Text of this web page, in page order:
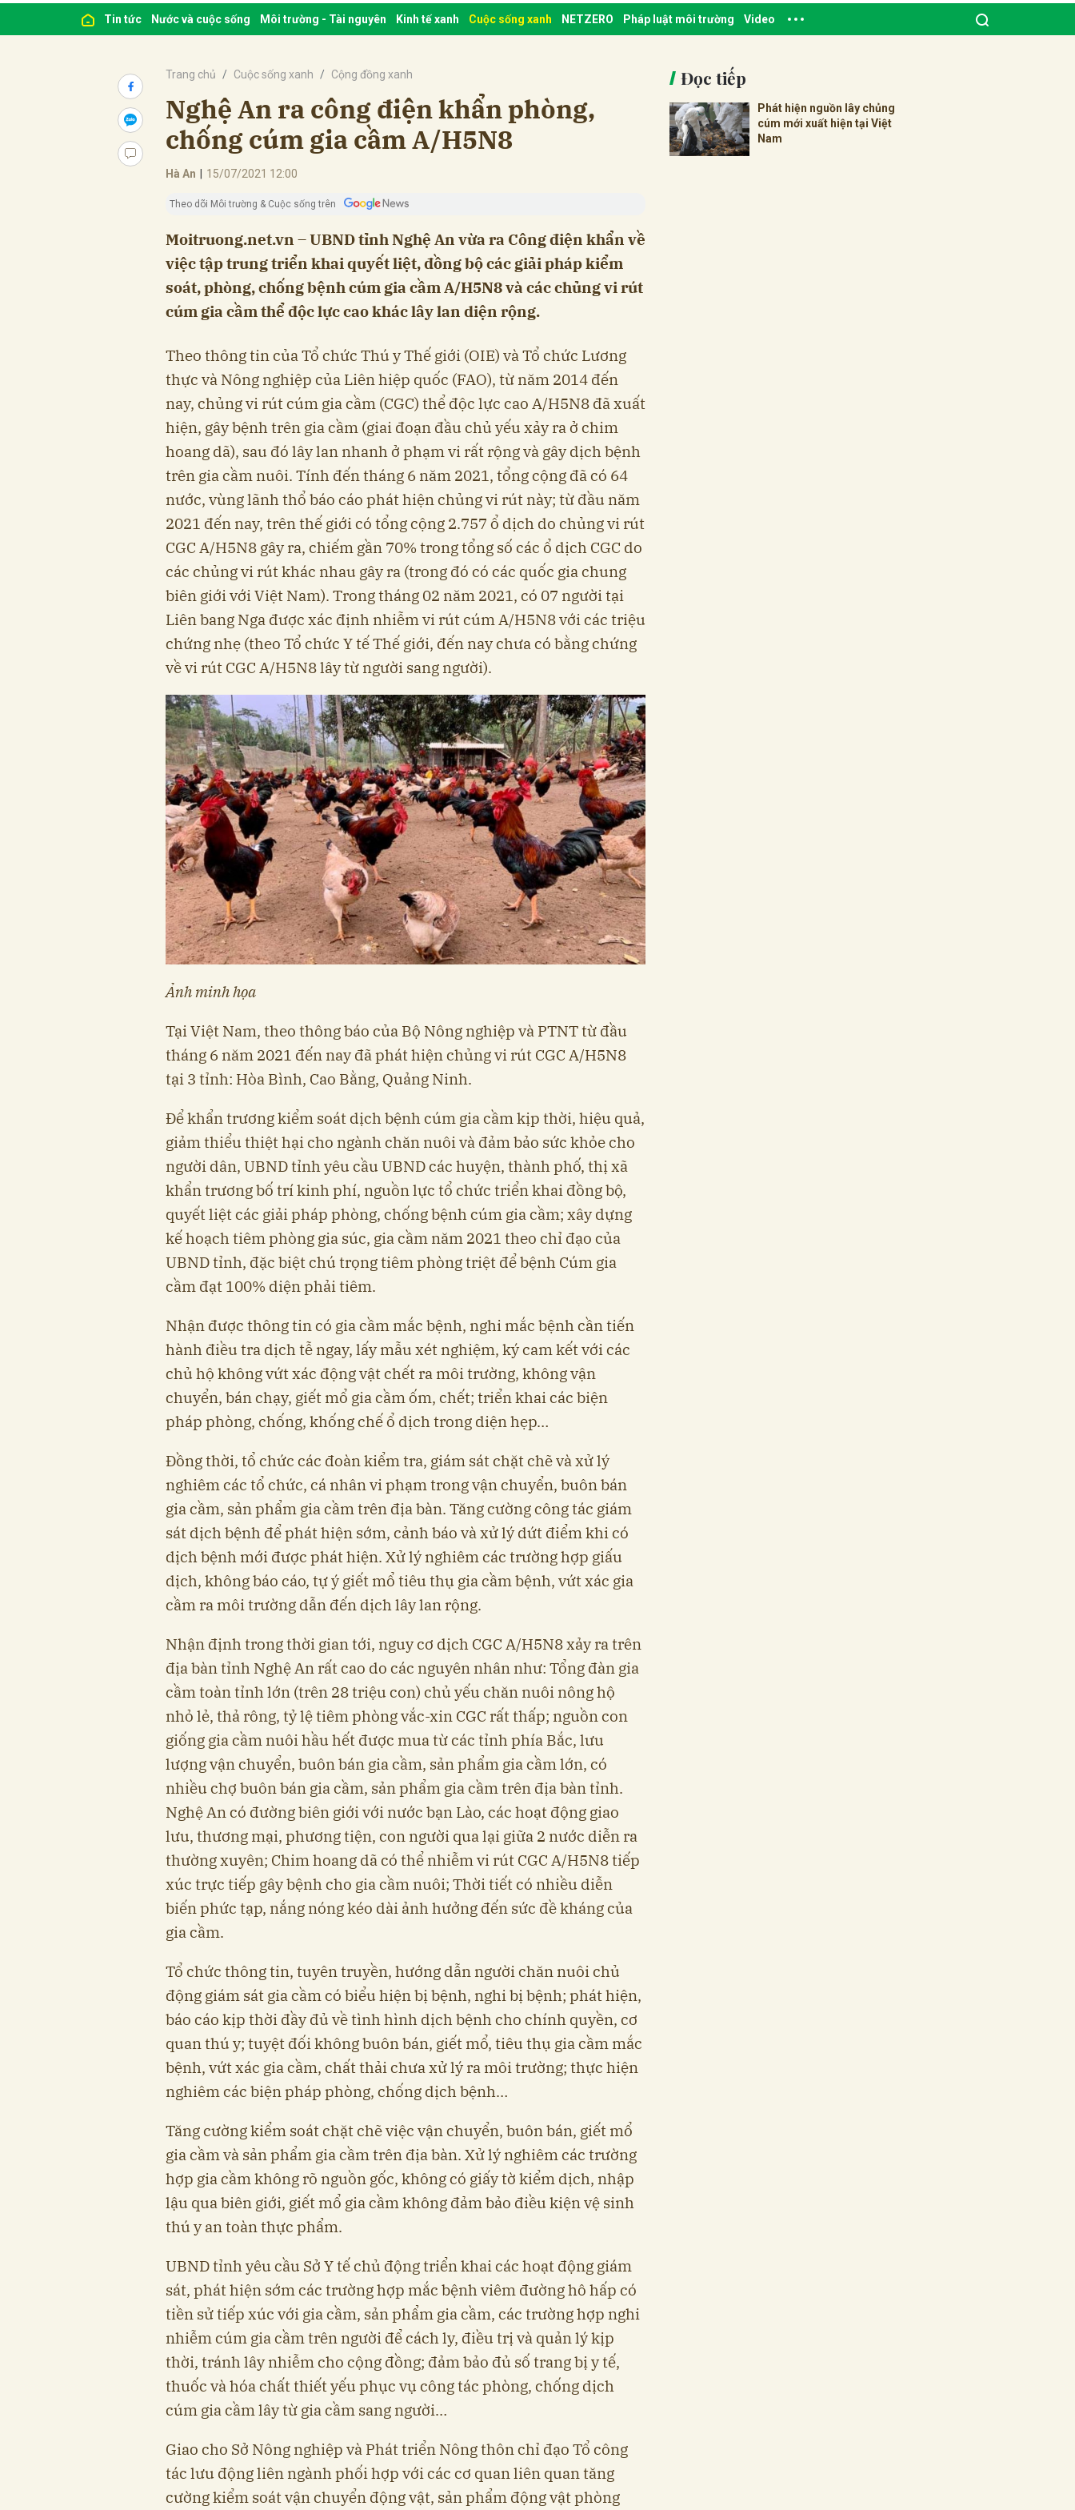
Tin tức Nước và cuộc sống Môi trường - Tài nguyên Kinh tế xanh Cuộc sống xanh NETZERO Pháp luật môi trường Video
Trang chủ Cuộc sống xanh Cộng đồng xanh
Nghệ An ra công điện khẩn phòng,
chống cúm gia cầm A/H5N8
Hà An 15/07/2021 12:00
Theo dõi Môi trường & Cuộc sống trên
Moitruong.net.vn – UBND tỉnh Nghệ An vừa ra Công điện khẩn về
việc tập trung triển khai quyết liệt, đồng bộ các giải pháp kiểm
soát, phòng, chống bệnh cúm gia cầm A/H5N8 và các chủng vi rút
cúm gia cầm thể độc lực cao khác lây lan diện rộng.
Theo thông tin của Tổ chức Thú y Thế giới (OIE) và Tổ chức Lương
thực và Nông nghiệp của Liên hiệp quốc (FAO), từ năm 2014 đến
nay, chủng vi rút cúm gia cầm (CGC) thể độc lực cao A/H5N8 đã xuất
hiện, gây bệnh trên gia cầm (giai đoạn đầu chủ yếu xảy ra ở chim
hoang dã), sau đó lây lan nhanh ở phạm vi rất rộng và gây dịch bệnh
trên gia cầm nuôi. Tính đến tháng 6 năm 2021, tổng cộng đã có 64
nước, vùng lãnh thổ báo cáo phát hiện chủng vi rút này; từ đầu năm
2021 đến nay, trên thế giới có tổng cộng 2.757 ổ dịch do chủng vi rút
CGC A/H5N8 gây ra, chiếm gần 70% trong tổng số các ổ dịch CGC do
các chủng vi rút khác nhau gây ra (trong đó có các quốc gia chung
biên giới với Việt Nam). Trong tháng 02 năm 2021, có 07 người tại
Liên bang Nga được xác định nhiễm vi rút cúm A/H5N8 với các triệu
chứng nhẹ (theo Tổ chức Y tế Thế giới, đến nay chưa có bằng chứng
về vi rút CGC A/H5N8 lây từ người sang người).
Ảnh minh họa
Tại Việt Nam, theo thông báo của Bộ Nông nghiệp và PTNT từ đầu
tháng 6 năm 2021 đến nay đã phát hiện chủng vi rút CGC A/H5N8
tại 3 tỉnh: Hòa Bình, Cao Bằng, Quảng Ninh.
Để khẩn trương kiểm soát dịch bệnh cúm gia cầm kịp thời, hiệu quả,
giảm thiểu thiệt hại cho ngành chăn nuôi và đảm bảo sức khỏe cho
người dân, UBND tỉnh yêu cầu UBND các huyện, thành phố, thị xã
khẩn trương bố trí kinh phí, nguồn lực tổ chức triển khai đồng bộ,
quyết liệt các giải pháp phòng, chống bệnh cúm gia cầm; xây dựng
kế hoạch tiêm phòng gia súc, gia cầm năm 2021 theo chỉ đạo của
UBND tỉnh, đặc biệt chú trọng tiêm phòng triệt để bệnh Cúm gia
cầm đạt 100% diện phải tiêm.
Nhận được thông tin có gia cầm mắc bệnh, nghi mắc bệnh cần tiến
hành điều tra dịch tễ ngay, lấy mẫu xét nghiệm, ký cam kết với các
chủ hộ không vứt xác động vật chết ra môi trường, không vận
chuyển, bán chạy, giết mổ gia cầm ốm, chết; triển khai các biện
pháp phòng, chống, khống chế ổ dịch trong diện hẹp…
Đồng thời, tổ chức các đoàn kiểm tra, giám sát chặt chẽ và xử lý
nghiêm các tổ chức, cá nhân vi phạm trong vận chuyển, buôn bán
gia cầm, sản phẩm gia cầm trên địa bàn. Tăng cường công tác giám
sát dịch bệnh để phát hiện sớm, cảnh báo và xử lý dứt điểm khi có
dịch bệnh mới được phát hiện. Xử lý nghiêm các trường hợp giấu
dịch, không báo cáo, tự ý giết mổ tiêu thụ gia cầm bệnh, vứt xác gia
cầm ra môi trường dẫn đến dịch lây lan rộng.
Nhận định trong thời gian tới, nguy cơ dịch CGC A/H5N8 xảy ra trên
địa bàn tỉnh Nghệ An rất cao do các nguyên nhân như: Tổng đàn gia
cầm toàn tỉnh lớn (trên 28 triệu con) chủ yếu chăn nuôi nông hộ
nhỏ lẻ, thả rông, tỷ lệ tiêm phòng vắc-xin CGC rất thấp; nguồn con
giống gia cầm nuôi hầu hết được mua từ các tỉnh phía Bắc, lưu
lượng vận chuyển, buôn bán gia cầm, sản phẩm gia cầm lớn, có
nhiều chợ buôn bán gia cầm, sản phẩm gia cầm trên địa bàn tỉnh.
Nghệ An có đường biên giới với nước bạn Lào, các hoạt động giao
lưu, thương mại, phương tiện, con người qua lại giữa 2 nước diễn ra
thường xuyên; Chim hoang dã có thể nhiễm vi rút CGC A/H5N8 tiếp
xúc trực tiếp gây bệnh cho gia cầm nuôi; Thời tiết có nhiều diễn
biến phức tạp, nắng nóng kéo dài ảnh hưởng đến sức đề kháng của
gia cầm.
Tổ chức thông tin, tuyên truyền, hướng dẫn người chăn nuôi chủ
động giám sát gia cầm có biểu hiện bị bệnh, nghi bị bệnh; phát hiện,
báo cáo kịp thời đầy đủ về tình hình dịch bệnh cho chính quyền, cơ
quan thú y; tuyệt đối không buôn bán, giết mổ, tiêu thụ gia cầm mắc
bệnh, vứt xác gia cầm, chất thải chưa xử lý ra môi trường; thực hiện
nghiêm các biện pháp phòng, chống dịch bệnh…
Tăng cường kiểm soát chặt chẽ việc vận chuyển, buôn bán, giết mổ
gia cầm và sản phẩm gia cầm trên địa bàn. Xử lý nghiêm các trường
hợp gia cầm không rõ nguồn gốc, không có giấy tờ kiểm dịch, nhập
lậu qua biên giới, giết mổ gia cầm không đảm bảo điều kiện vệ sinh
thú y an toàn thực phẩm.
UBND tỉnh yêu cầu Sở Y tế chủ động triển khai các hoạt động giám
sát, phát hiện sớm các trường hợp mắc bệnh viêm đường hô hấp có
tiền sử tiếp xúc với gia cầm, sản phẩm gia cầm, các trường hợp nghi
nhiễm cúm gia cầm trên người để cách ly, điều trị và quản lý kịp
thời, tránh lây nhiễm cho cộng đồng; đảm bảo đủ số trang bị y tế,
thuốc và hóa chất thiết yếu phục vụ công tác phòng, chống dịch
cúm gia cầm lây từ gia cầm sang người…
Giao cho Sở Nông nghiệp và Phát triển Nông thôn chỉ đạo Tổ công
tác lưu động liên ngành phối hợp với các cơ quan liên quan tăng
cường kiểm soát vận chuyển động vật, sản phẩm động vật phòng
Đọc tiếp
Phát hiện nguồn lây chủng
cúm mới xuất hiện tại Việt
Nam